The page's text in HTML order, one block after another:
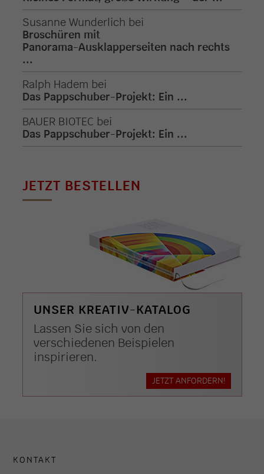
Susanne Wunderlich bei
Broschüren mit
Panorama-Ausklapperseiten nach rechts
...
Ralph Hadem bei
Das Pappschuber-Projekt: Ein ...
BAUER BIOTEC bei
Das Pappschuber-Projekt: Ein ...
JETZT BESTELLEN
UNSER KREATIV-KATALOG
Lassen Sie sich von den
verschiedenen Beispielen
inspirieren.
JETZT ANFORDERN!
KONTAKT